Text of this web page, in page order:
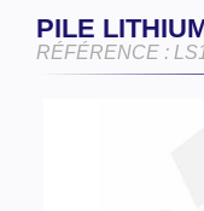
PILE
RÉFÉRENCE :